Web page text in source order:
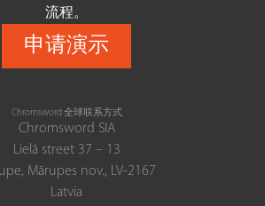
流程。
申请演示
Chromsword 全球联系方式
Chromsword SIA
Lielā street 37 – 13
Mārupes nov., LV-2167
Latvia